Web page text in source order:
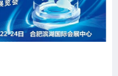
广西站 海南站
西藏站
澳门站 台湾站